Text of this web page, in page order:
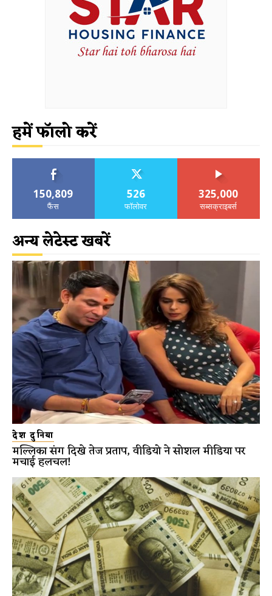
हमें फॉलो करें
150,809
फैंस
526
फॉलोवर
325,000
सब्सक्राइबर्स
अन्य लेटेस्ट खबरें
देश दुनिया
मल्लिका संग दिखे तेज प्रताप, वीडियो ने सोशल मीडिया पर
मचाई हलचल!